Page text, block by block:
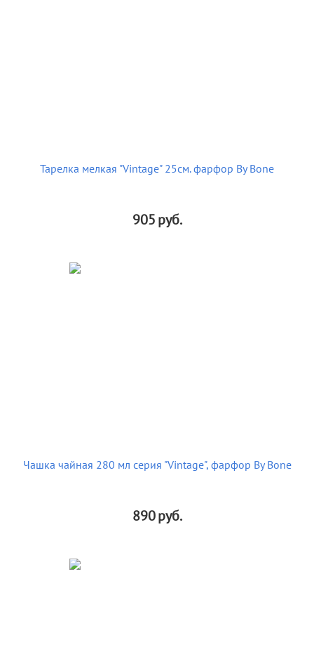
Тарелка мелкая "Vintage" 25см. фарфор By Bone
905руб.
Чашка чайная 280 мл серия "Vintage", фарфор By Bone
890руб.